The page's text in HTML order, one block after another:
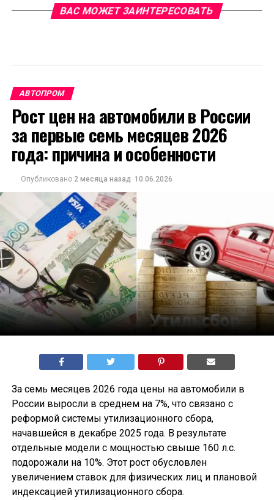
ВАС МОЖЕТ ЗАИНТЕРЕСОВАТЬ
АВТОПРОМ
Рост цен на автомобили в России
за первые семь месяцев 2026
года: причина и особенности
Опубликовано 2 месяца назад 10.06.2026
За семь месяцев 2026 года цены на автомобили в
России выросли в среднем на 7%, что связано с
реформой системы утилизационного сбора,
начавшейся в декабре 2025 года. В результате
отдельные модели с мощностью свыше 160 л.с.
подорожали на 10%. Этот рост обусловлен
увеличением ставок для физических лиц и плановой
индексацией утилизационного сбора.